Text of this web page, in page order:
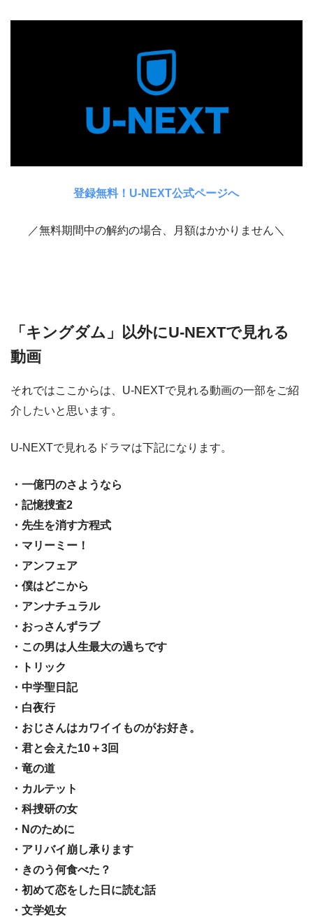
登録無料！U-NEXT公式ページへ
／無料期間中の解約の場合、月額はかかりません＼
「キングダム」以外にU-NEXTで見れる
動画
それではここからは、U-NEXTで見れる動画の一部をご紹
介したいと思います。
U-NEXTで見れるドラマは下記になります。
・一億円のさようなら
・記憶捜査2
・先生を消す方程式
・マリーミー！
・アンフェア
・僕はどこから
・アンナチュラル
・おっさんずラブ
・この男は人生最大の過ちです
・トリック
・中学聖日記
・白夜行
・おじさんはカワイイものがお好き。
・君と会えた10＋3回
・竜の道
・カルテット
・科捜研の女
・Nのために
・アリバイ崩し承ります
・きのう何食べた？
・初めて恋をした日に読む話
・文学処女